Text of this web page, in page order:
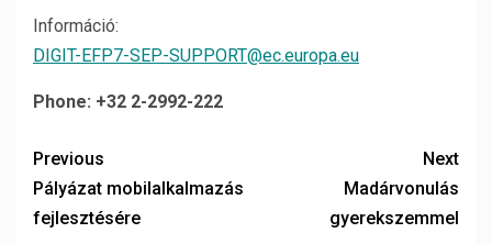
Információ:
DIGIT-EFP7-SEP-SUPPORT@ec.europa.eu
Phone: +32 2-2992-222
Previous
Pályázat mobilalkalmazás
fejlesztésére
Next
Madárvonulás
gyerekszemmel